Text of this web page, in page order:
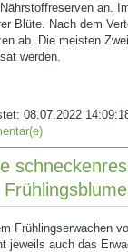
Nährstoffreserven an.
Blüte. Nach dem
ab. Die meisten
werden.
08.07.2022
Frühlingserwachen
jeweils auch das